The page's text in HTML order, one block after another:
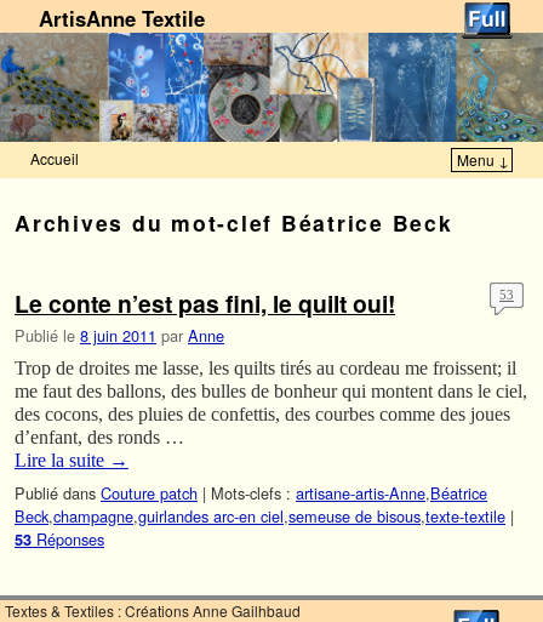
ArtisAnne Textile
Accueil Menu ↓
Archives du mot-clef Béatrice Beck
Le conte n’est pas fini, le quilt oui!
Publié le 8 juin 2011 par Anne
53
Trop de droites me lasse, les quilts tirés au cordeau me froissent; il
me faut des ballons, des bulles de bonheur qui montent dans le ciel,
des cocons, des pluies de confettis, des courbes comme des joues
d’enfant, des ronds …
Lire la suite →
Publié dans Couture patch | Mots-clefs : artisane-artis-Anne,Béatrice
Beck,champagne,guirlandes arc-en ciel,semeuse de bisous,texte-textile |
53 Réponses
Textes & Textiles : Créations Anne Gailhbaud